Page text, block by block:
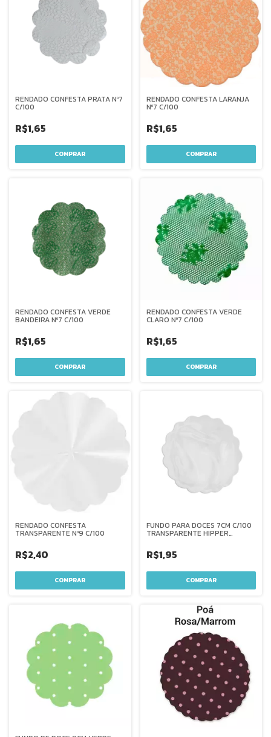
RENDADO CONFESTA PRATA Nº7
C/100
R$1,65
RENDADO CONFESTA LARANJA
Nº7 C/100
R$1,65
RENDADO CONFESTA VERDE
BANDEIRA Nº7 C/100
R$1,65
RENDADO CONFESTA VERDE
CLARO Nº7 C/100
R$1,65
RENDADO CONFESTA
TRANSPARENTE Nº9 C/100
R$2,40
FUNDO PARA DOCES 7CM C/100
TRANSPARENTE HIPPER
R$1,95